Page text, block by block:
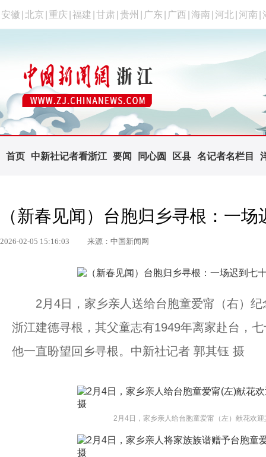
安徽 北京 重庆 福建 甘肃 贵州 广东 广西 海南 河北 河南
首页 中新社记者看浙江 要闻 同心圆 区县 名记者名栏目
（新春见闻）台胞归乡寻根：一
2026-02-05 15:16:03 来源：中国新闻网
2月4日，家乡亲人送给台胞童爱甯（右）纪
浙江建德寻根，其父童志有1949年离家赴台，
他一直盼望回乡寻根。中新社记者 郭其钰 摄
2月4日，家乡亲人给台胞童爱甯（左）献花欢